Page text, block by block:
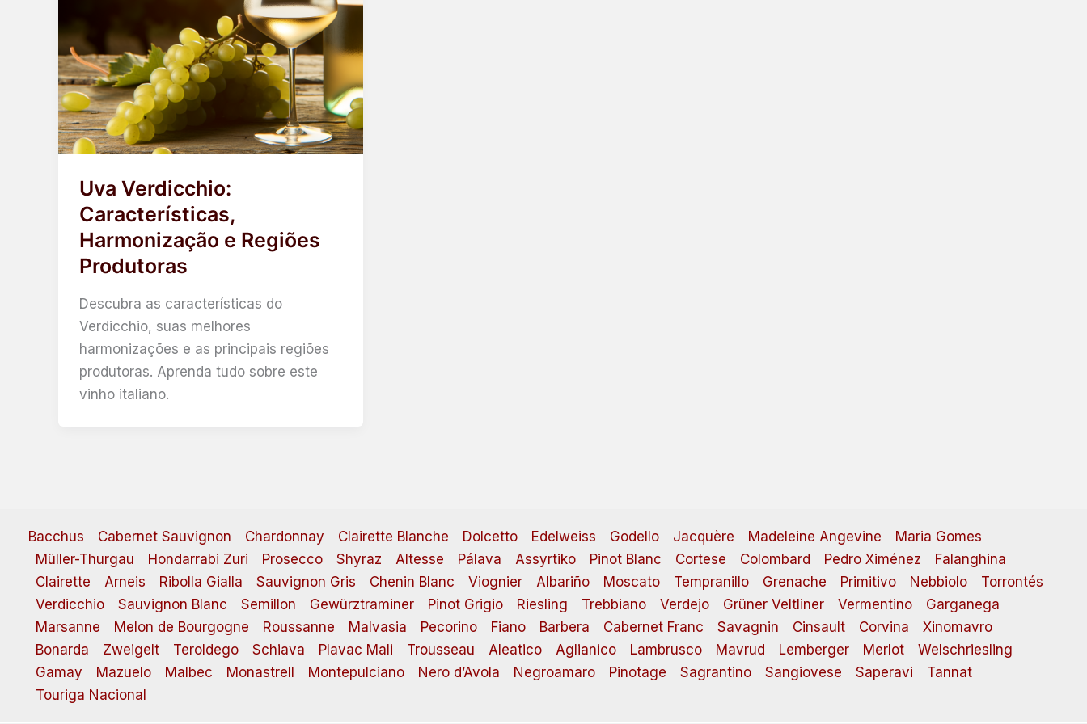
Uva Verdicchio:
Características,
Harmonização e Regiões
Produtoras
Descubra as características do
Verdicchio, suas melhores
harmonizações e as principais regiões
produtoras. Aprenda tudo sobre este
vinho italiano.
Bacchus Cabernet Sauvignon Chardonnay Clairette Blanche Dolcetto Edelweiss Godello Jacquère Madeleine Angevine
Maria Gomes
Müller-Thurgau
Hondarrabi Zuri Prosecco Shyraz Altesse Pálava Assyrtiko Pinot Blanc Cortese Colombard Pedro Ximénez
Falanghina
Clairette
Arneis Ribolla Gialla Sauvignon Gris Chenin Blanc Viognier Albariño Moscato Tempranillo Grenache Primitivo Nebbiolo
Torrontés
Verdicchio
Sauvignon Blanc Semillon Gewürztraminer Pinot Grigio Riesling Trebbiano Verdejo Grüner Veltliner Vermentino
Garganega
Marsanne
Melon de Bourgogne Roussanne Malvasia Pecorino Fiano Barbera Cabernet Franc Savagnin Cinsault Corvina
Xinomavro
Bonarda
Zweigelt Teroldego Schiava Plavac Mali Trousseau Aleatico Aglianico Lambrusco Mavrud Lemberger Merlot
Welschriesling
Gamay
Mazuelo Malbec Monastrell Montepulciano Nero d’Avola Negroamaro Pinotage Sagrantino Sangiovese Saperavi
Tannat
Touriga Nacional